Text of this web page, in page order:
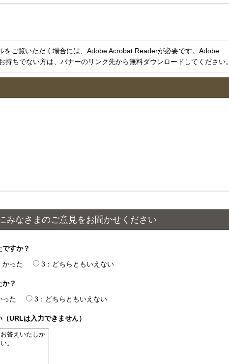
をご覧いただく場合には、Adobe Acrobat Readerが必要です。Adobe
持ちでない方は、バナーのリンク先から無料ダウンロードしてください。
みなさまのご意見をお聞かせください
すか？
かった 3：どちらともいえない
？
った 3：どちらともいえない
URLは入力できません）